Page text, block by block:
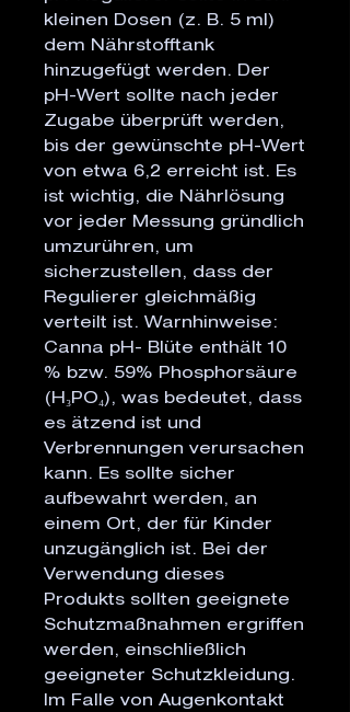
kleinen Dosen (z. B. 5 ml)
dem Nährstofftank
hinzugefügt werden. Der
pH-Wert sollte nach jeder
Zugabe überprüft werden,
bis der gewünschte pH-Wert
von etwa 6,2 erreicht ist. Es
ist wichtig, die Nährlösung
vor jeder Messung gründlich
umzurühren, um
sicherzustellen, dass der
Regulierer gleichmäßig
verteilt ist. Warnhinweise:
Canna pH- Blüte enthält 10
% bzw. 59% Phosphorsäure
(H₃PO₄), was bedeutet, dass
es ätzend ist und
Verbrennungen verursachen
kann. Es sollte sicher
aufbewahrt werden, an
einem Ort, der für Kinder
unzugänglich ist. Bei der
Verwendung dieses
Produkts sollten geeignete
Schutzmaßnahmen ergriffen
werden, einschließlich
geeigneter Schutzkleidung.
Im Falle von Augenkontakt